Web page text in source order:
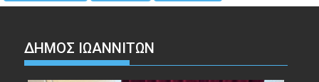
ΔΗΜΟΣ ΙΩΑΝΝΙΤΩΝ